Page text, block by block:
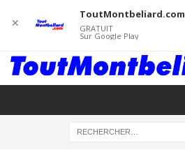
✕
ToutMontbeliard.com
GRATUIT
Sur Google Play